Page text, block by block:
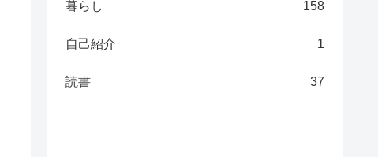
暮らし 158
自己紹介 1
読書 37